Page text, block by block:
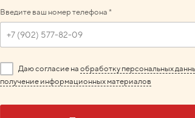
Введите ваш номер телефона *
Даю согласие на обработку персональных
получение информационных материалов